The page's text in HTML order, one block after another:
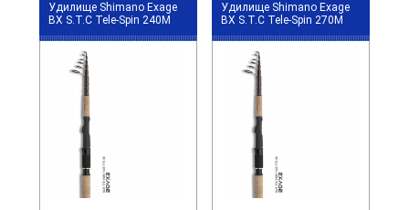
Удилище Shimano Exage
BX S.T.C Tele-Spin 240M
Удилище Shimano Exage
BX S.T.C Tele-Spin 270M